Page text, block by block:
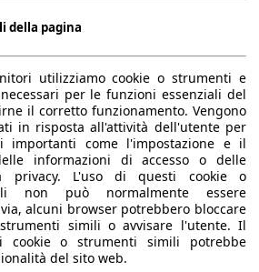
1910 kg
5
-
freni) -
freni)
1400 kg
375 - 1354 l
106 g/km (komb.)
4.7 l/100km
della pagina
utilizziamo cookie o strumenti e
per le funzioni essenziali del
il corretto funzionamento. Vengono
in risposta all'attività dell'utente per
importanti come l'impostazione e il
informazioni di accesso o delle
privacy. L'uso di questi cookie o
non può normalmente essere
alcuni browser potrebbero bloccare
simili o avvisare l'utente. Il
cookie o strumenti simili potrebbe
del sito web.